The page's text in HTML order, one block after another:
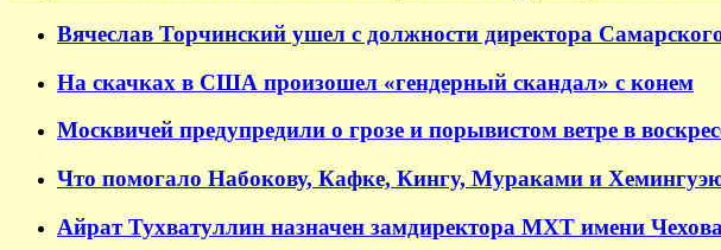
Вячеслав Торчинский ушел с должности директора
На скачках в США произошел «гендерный скандал» с конем
Москвичей предупредили о грозе и порывистом ветре в
Что помогало Набокову, Кафке, Кингу, Мураками и
Айрат Тухватуллин назначен замдиректора МХТ имени Чехова